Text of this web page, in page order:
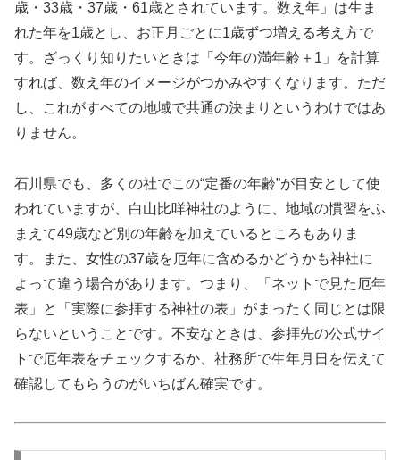
歳・33歳・37歳・61歳とされています。数え年」は生ま
れた年を1歳とし、お正月ごとに1歳ずつ増える考え方で
す。ざっくり知りたいときは「今年の満年齢＋1」を計算
すれば、数え年のイメージがつかみやすくなります。ただ
し、これがすべての地域で共通の決まりというわけではあ
りません。
石川県でも、多くの社でこの“定番の年齢”が目安として使
われていますが、白山比咩神社のように、地域の慣習をふ
まえて49歳など別の年齢を加えているところもありま
す。また、女性の37歳を厄年に含めるかどうかも神社に
よって違う場合があります。つまり、「ネットで見た厄年
表」と「実際に参拝する神社の表」がまったく同じとは限
らないということです。不安なときは、参拝先の公式サイ
トで厄年表をチェックするか、社務所で生年月日を伝えて
確認してもらうのがいちばん確実です。